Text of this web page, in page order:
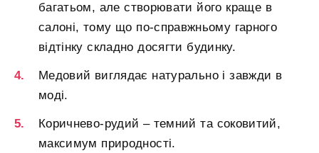
багатьом, але створювати його краще в
салоні, тому що по-справжньому гарного
відтінку складно досягти будинку.
Медовий виглядає натурально і завжди в
моді.
Коричнево-рудий – темний та соковитий,
максимум природності.